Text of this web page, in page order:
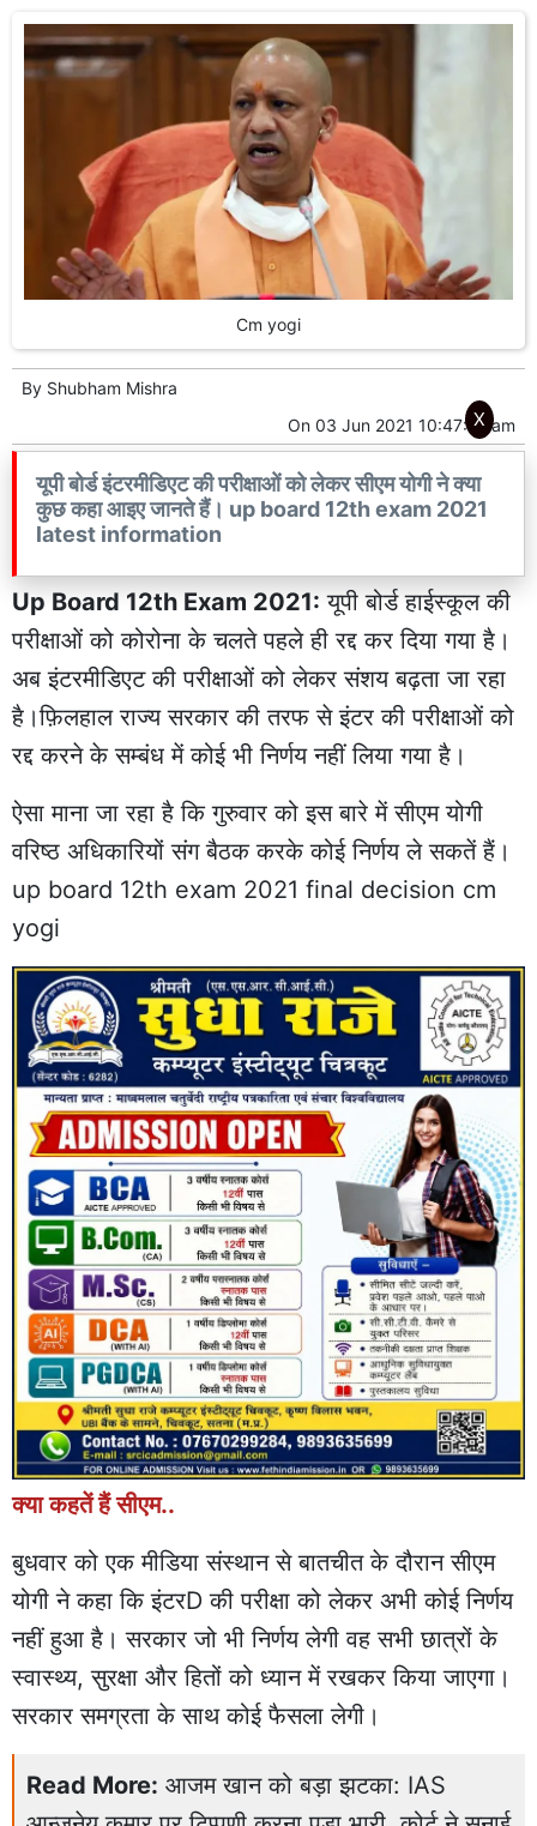
Cm yogi
By Shubham Mishra
On 03 Jun 2021 10:47:51 am
यूपी बोर्ड इंटरमीडिएट की परीक्षाओं को लेकर सीएम योगी ने क्या
कुछ कहा आइए जानते हैं। up board 12th exam 2021
latest information
Up Board 12th Exam 2021: यूपी बोर्ड हाईस्कूल की
परीक्षाओं को कोरोना के चलते पहले ही रद्द कर दिया गया है।
अब इंटरमीडिएट की परीक्षाओं को लेकर संशय बढ़ता जा रहा
है।फ़िलहाल राज्य सरकार की तरफ से इंटर की परीक्षाओं को
रद्द करने के सम्बंध में कोई भी निर्णय नहीं लिया गया है।
ऐसा माना जा रहा है कि गुरुवार को इस बारे में सीएम योगी
वरिष्ठ अधिकारियों संग बैठक करके कोई निर्णय ले सकतें हैं।
up board 12th exam 2021 final decision cm
yogi
क्या कहतें हैं सीएम..
X
बुधवार को एक मीडिया संस्थान से बातचीत के दौरान सीएम
योगी ने कहा कि इंटरD की परीक्षा को लेकर अभी कोई निर्णय
नहीं हुआ है। सरकार जो भी निर्णय लेगी वह सभी छात्रों के
स्वास्थ्य, सुरक्षा और हितों को ध्यान में रखकर किया जाएगा।
सरकार समग्रता के साथ कोई फैसला लेगी।
Read More: आजम खान को बड़ा झटका: IAS